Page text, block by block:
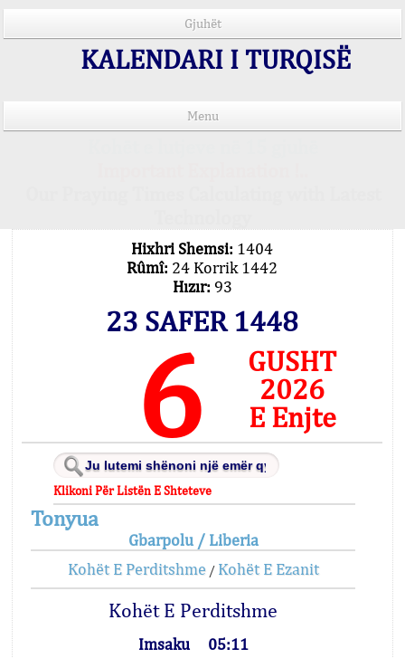
Gjuhët
KALENDARI I TURQISË
Menu
Hixhri Shemsi: 1404
Rûmî: 24 Korrik 1442
Hızır: 93
23 SAFER 1448
6
GUSHT
2026
E Enjte
Klikoni Për Listën E Shteteve
Tonyua
Gbarpolu / Liberia
Kohët E Perditshme/ Kohët E Ezanit
Kohët E Perditshme
Imsaku
05:11